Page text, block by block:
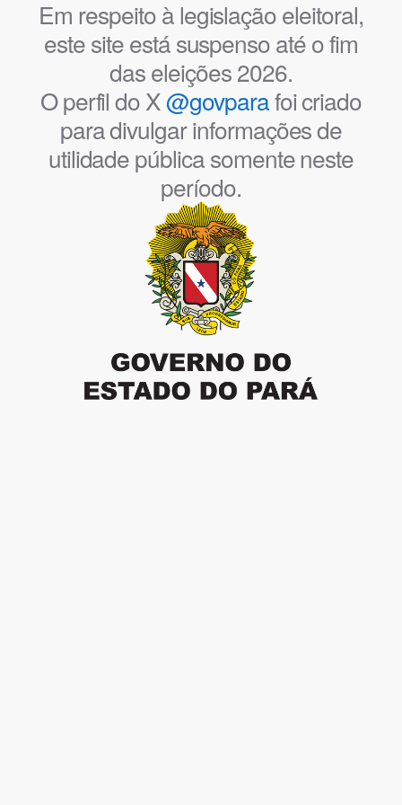
Em respeito à legislação eleitoral,
este site está suspenso até o fim
das eleições 2026.
O perfil do X@govparafoi criado
para divulgar informações de
utilidade pública somente neste
período.